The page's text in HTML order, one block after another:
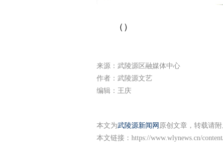
（）
来源：​武陵源区融媒体中心
作者：武陵源文艺
编辑：王庆
本文为武陵源新闻网 原创文章，转载请
本文链接： https://www.wlynews.cn/